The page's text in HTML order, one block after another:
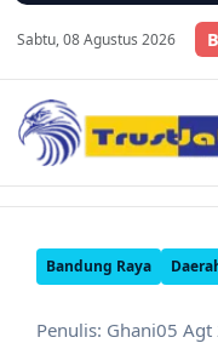
Sabtu, 08 Agustus 2026
Bandung Raya
Penulis: Ghani05 Agt